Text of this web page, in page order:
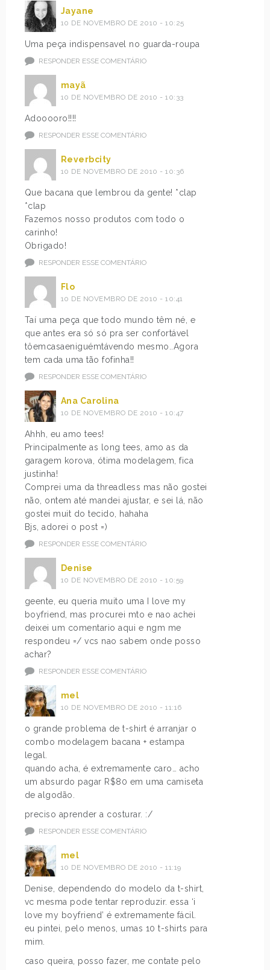
Jayane
10 DE NOVEMBRO DE 2010 - 10:25
Uma peça indispensavel no guarda-roupa
RESPONDER ESSE COMENTÁRIO
mayã
10 DE NOVEMBRO DE 2010 - 10:33
Adooooro!!!!
RESPONDER ESSE COMENTÁRIO
Reverbcity
10 DE NOVEMBRO DE 2010 - 10:36
Que bacana que lembrou da gente! *clap
*clap
Fazemos nosso produtos com todo o
carinho!
Obrigado!
RESPONDER ESSE COMENTÁRIO
Flo
10 DE NOVEMBRO DE 2010 - 10:41
Taí uma peça que todo mundo têm né, e
que antes era só só pra ser confortável
tôemcasaeniguémtávendo mesmo..Agora
tem cada uma tão fofinha!!
RESPONDER ESSE COMENTÁRIO
Ana Carolina
10 DE NOVEMBRO DE 2010 - 10:47
Ahhh, eu amo tees!
Principalmente as long tees, amo as da
garagem korova, ótima modelagem, fica
justinha!
Comprei uma da threadless mas não gostei
não, ontem até mandei ajustar, e sei lá, não
gostei muit do tecido, hahaha
Bjs, adorei o post =)
RESPONDER ESSE COMENTÁRIO
Denise
10 DE NOVEMBRO DE 2010 - 10:59
geente, eu queria muito uma I love my
boyfriend, mas procurei mto e nao achei
deixei um comentario aqui e ngm me
respondeu =/ vcs nao sabem onde posso
achar?
RESPONDER ESSE COMENTÁRIO
mel
10 DE NOVEMBRO DE 2010 - 11:16
o grande problema de t-shirt é arranjar o
combo modelagem bacana + estampa
legal.
quando acha, é extremamente caro… acho
um absurdo pagar R$80 em uma camiseta
de algodão.
preciso aprender a costurar. :/
RESPONDER ESSE COMENTÁRIO
mel
10 DE NOVEMBRO DE 2010 - 11:19
Denise, dependendo do modelo da t-shirt,
vc mesma pode tentar reproduzir. essa ‘i
love my boyfriend’ é extremamente fácil.
eu pintei, pelo menos, umas 10 t-shirts para
mim.
caso queira, posso fazer, me contate pelo